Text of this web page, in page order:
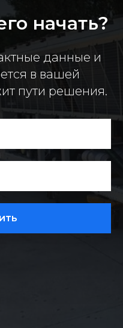
начать?
данные и
в вашей
пути решения.